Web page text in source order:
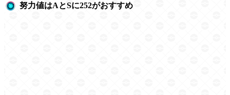
努力値はAとSに252がおすすめ